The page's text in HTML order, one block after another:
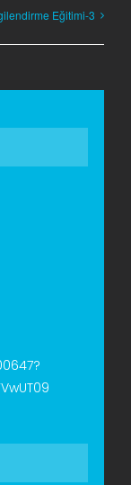
Eğitimi-3